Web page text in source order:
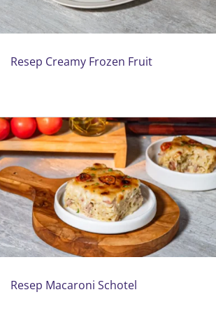
Resep Creamy Frozen Fruit
Resep Macaroni Schotel